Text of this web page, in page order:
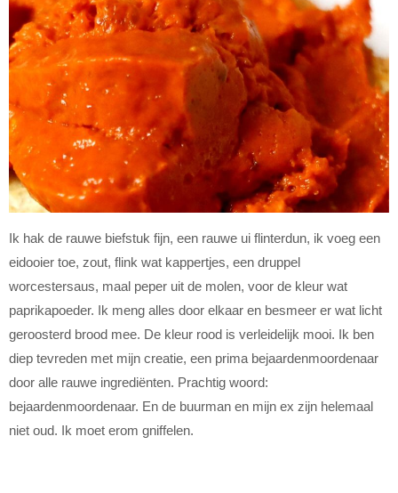
Ik hak de rauwe biefstuk fijn, een rauwe ui flinterdun, ik voeg een
eidooier toe, zout, flink wat kappertjes, een druppel
worcestersaus, maal peper uit de molen, voor de kleur wat
paprikapoeder. Ik meng alles door elkaar en besmeer er wat licht
geroosterd brood mee. De kleur rood is verleidelijk mooi. Ik ben
diep tevreden met mijn creatie, een prima bejaardenmoordenaar
door alle rauwe ingrediënten. Prachtig woord:
bejaardenmoordenaar. En de buurman en mijn ex zijn helemaal
niet oud. Ik moet erom gniffelen.